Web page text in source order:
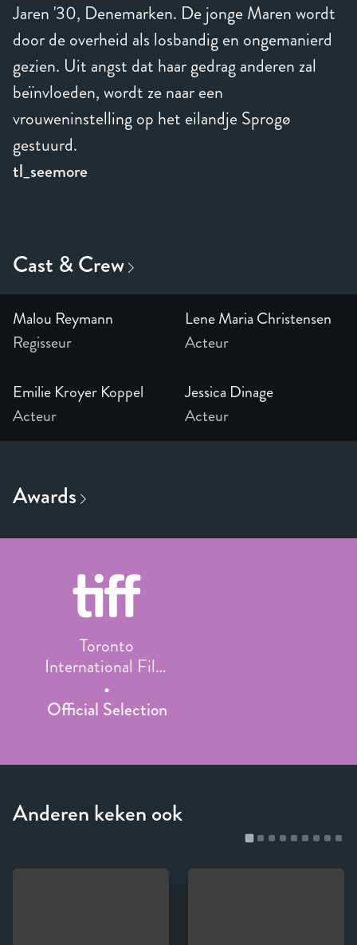
Jaren '30, Denemarken. De jonge Maren wordt
door de overheid als losbandig en ongemanierd
gezien. Uit angst dat haar gedrag anderen zal
beïnvloeden, wordt ze naar een
vrouweninstelling op het eilandje Sprogø
gestuurd.
tl_seemore
Malou Reymann
Regisseur
Lene Maria Christensen
Acteur
Emilie Kroyer Koppel
Acteur
Jessica Dinage
Acteur
Toronto
International Film
Festival
Official Selection